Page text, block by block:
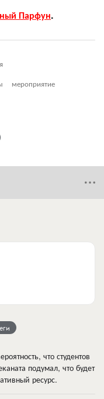
Парфун.
мероприятие
что студентов
подумал, что будет
ресурс.